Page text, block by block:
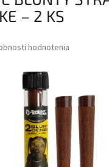
– 2 KS
hodnotenia